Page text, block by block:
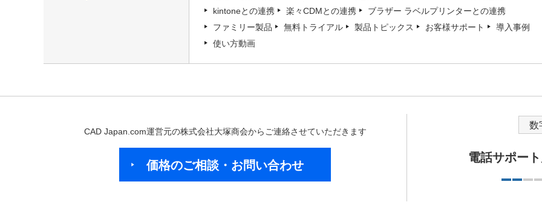
kintoneとの連携
楽々CDMとの連携
ブラザー ラベルプリンターとの連携
ファミリー製品
無料トライアル 製品トピックス お客様サポート
導入事例
使い方動画
CAD Japan.com運営元の株式会社大塚商会からご連絡させていただきます
価格のご相談・お問い合わせ
数
電話サポー